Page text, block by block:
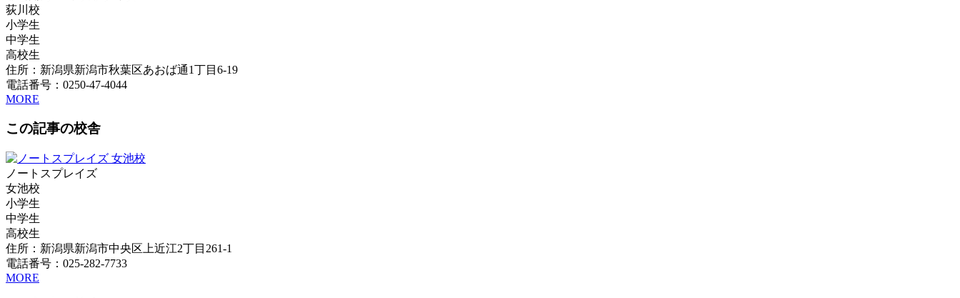
荻川校
小学生
中学生
高校生
住所：新潟県新潟市秋葉区あおば通1丁目6-19
電話番号：0250-47-4044
MORE
この記事の校舎
ノートスプレイズ
女池校
小学生
中学生
高校生
住所：新潟県新潟市中央区上近江2丁目261-1
電話番号：025-282-7733
MORE